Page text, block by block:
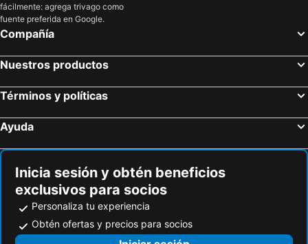
fácilmente: agrega trivago como
fuente preferida en Google.
Compañía
Nuestros productos
Términos y políticas
Ayuda
Inicia sesión y obtén beneficios
exclusivos para socios
Personaliza tu experiencia
Obtén ofertas y precios para socios